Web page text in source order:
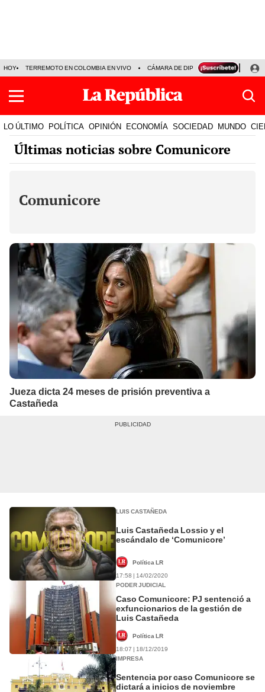
HOY TERREMOTO EN COLOMBIA EN VIVO CÁMARA DE DIPUTADOS PRECIO
LO ÚLTIMO POLÍTICA OPINIÓN ECONOMÍA SOCIEDAD MUNDO
Últimas noticias sobre Comunicore
Comunicore
Jueza dicta 24 meses de prisión preventiva a
Castañeda
LUIS CASTAÑEDA
Luis Castañeda Lossio y el
escándalo de ‘Comunicore’
Política LR
17:58 | 14/02/2020
PODER JUDICIAL
Caso Comunicore: PJ sentenció a
exfuncionarios de la gestión de
Luis Castañeda
Política LR
18:07 | 18/12/2019
IMPRESA
Sentencia por caso Comunicore se
dictará a inicios de noviembre